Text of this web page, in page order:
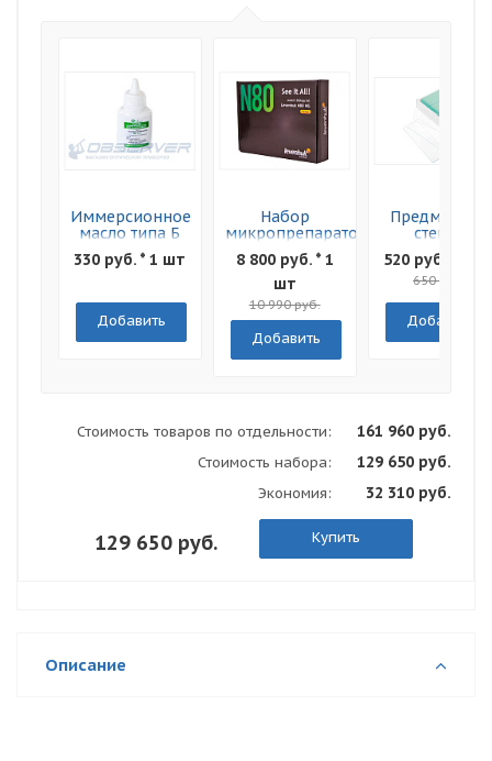
Иммерсионное
масло типа Б
(профессиональное)
330 руб. * 1 шт
Добавить
Набор
микропрепаратов
Levenhuk N80
NG "Увидеть
Все!"
8 800 руб. * 1
шт
10 990 руб.
Добавить
Предметные
стекла
Levenhuk
50шт
520 руб. * 1
650 руб.
Добавить
Стоимость товаров по отдельности: 161 960 руб.
Стоимость набора: 129 650 руб.
Экономия: 32 310 руб.
129 650 руб. Купить
Описание